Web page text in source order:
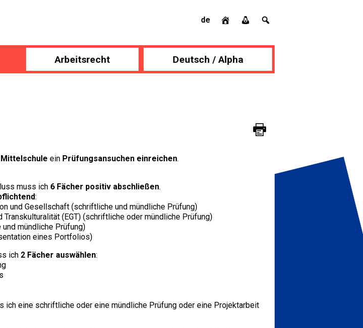
de
Arbeitsrecht Deutsch / Alpha
Mittelschule ein Prüfungsansuchen einreichen.
muss ich 6 Fächer positiv abschließen.
:
und Gesellschaft (schriftliche und mündliche Prüfung)
Transkulturalität (EGT) (schriftliche oder mündliche Prüfung)
mündliche Prüfung)
eines Portfolios)
ich 2 Fächer auswählen:
ich eine schriftliche oder eine mündliche Prüfung oder eine Projektarbeit